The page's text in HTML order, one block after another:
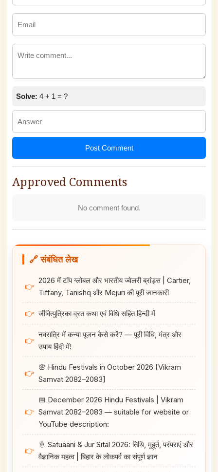
Solve: 4 + 1 = ?
Post Comment
Approved Comments
No comment found.
🔗 संबंधित लेख
👉
2026 में टॉप ग्लोबल और भारतीय ज्वेलरी ब्रांड्स | Cartier,
Tiffany, Tanishq और Mejuri की पूरी जानकारी
👉 जीवित्पुत्रिका व्रत कथा एवं विधि सहित हिन्दी में
👉
नवरात्रि में कन्या पूजन कैसे करें? — पूरी विधि, मंत्र और
उपाय हिंदी में!
👉
🌸 Hindu Festivals in October 2026 [Vikram
Samvat 2082–2083]
👉
📅 December 2026 Hindu Festivals | Vikram
Samvat 2082–2083 — suitable for website or
YouTube description:
👉
🌞 Satuaani & Jur Sital 2026: तिथि, मुहूर्त, परंपराएं और
वैज्ञानिक महत्व | बिहार के लोकपर्व का संपूर्ण ज्ञान